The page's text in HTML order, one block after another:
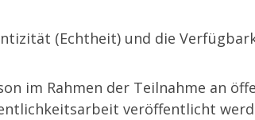
(Echtheit) und die
im Rahmen der Teilnahme an
veröffentlicht